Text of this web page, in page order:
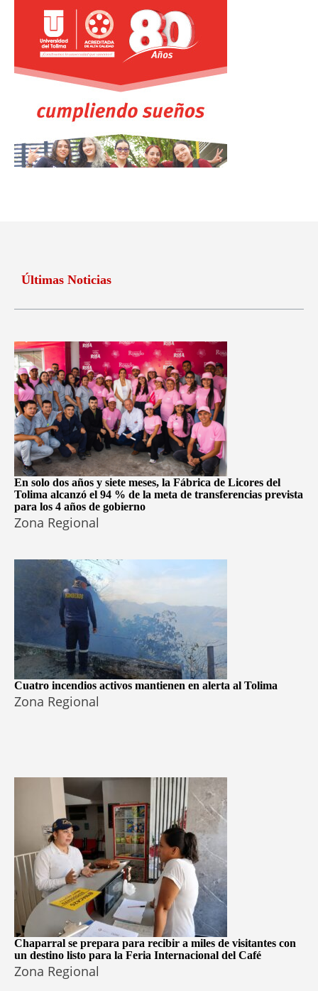
Últimas Noticias
En solo dos años y siete meses, la Fábrica de Licores del
Tolima alcanzó el 94 % de la meta de transferencias prevista
para los 4 años de gobierno
Zona Regional
Cuatro incendios activos mantienen en alerta al Tolima
Zona Regional
Chaparral se prepara para recibir a miles de visitantes con
un destino listo para la Feria Internacional del Café
Zona Regional